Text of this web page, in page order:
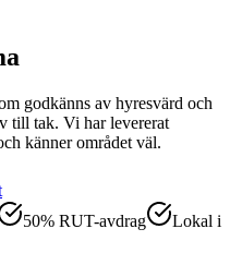
godkänns av hyresvärd och
till tak. Vi har levererat
känner området väl.
50% RUT-avdrag
Lokal i